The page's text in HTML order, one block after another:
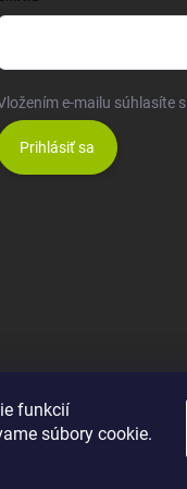
funkcií
súbory cookie.
e-mailu súhlasíte s
Prihlásiť sa